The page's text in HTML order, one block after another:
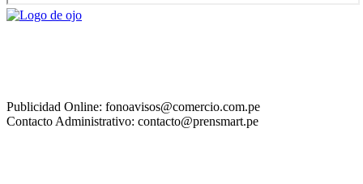
Publicidad Online: fonoavisos@comercio.com.pe
Contacto Administrativo: contacto@prensmart.pe